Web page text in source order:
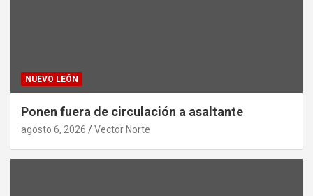
NUEVO LEÓN
Ponen fuera de circulación a asaltante
agosto 6, 2026 Vector Norte